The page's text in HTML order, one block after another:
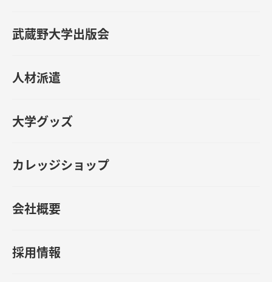
武蔵野大学出版会
人材派遣
大学グッズ
カレッジショップ
会社概要
採用情報